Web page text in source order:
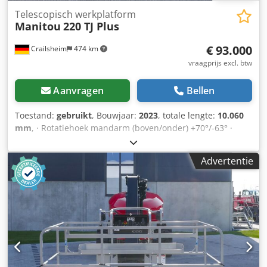
Crailsheim 474 km
Telescopisch werkplatform
Manitou 220 TJ Plus
€ 93.000
vraagprijs excl. btw
Aanvragen Bellen
Toestand: gebruikt, Bouwjaar: 2023, totale lengte: 10.060
mm, · Rotatiehoek mandarm (boven/onder) +70°/-63° ·
Rotatie van de bovenbouw 360° · Rotatie werkkorf
(rechts/links) 90°/90° · Binnendraaicirkel 2 m · externe
draaicirkel 4,40 m Dkedpfx Abeztgcvoyer · Rijsnelheid -
transportmodus: 4,90 km/u · Rijsnelheid - werkmodus: 1
km/u · Klimvermogen: 40% · Toegestane kanteling in
werkmodus: 4 ° · Gevulkaniseerde massief rubberen
banden · Aandrijfwielen (voor/achter): 2/2 · Stuurwielen
(voor/achter): 2/2 · Geremde wielen/wielen: 2/2 ·
Fabrikant/motormodel: Yanmar - 3TNV88C-DMU ·
Motorstandaard: Stage V · Nominaal vermogen / vermogen
Advertentie